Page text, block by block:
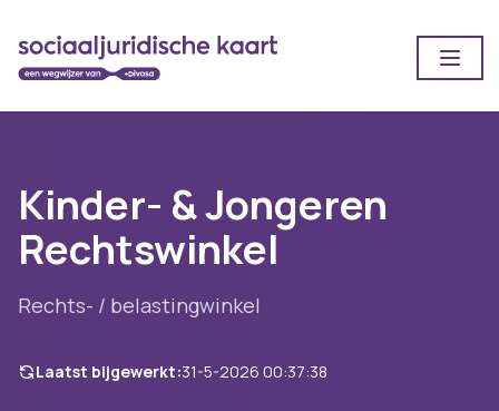
Kinder- & Jongeren
Rechtswinkel
Rechts- / belastingwinkel
Laatst bijgewerkt:31-5-2026 00:37:38